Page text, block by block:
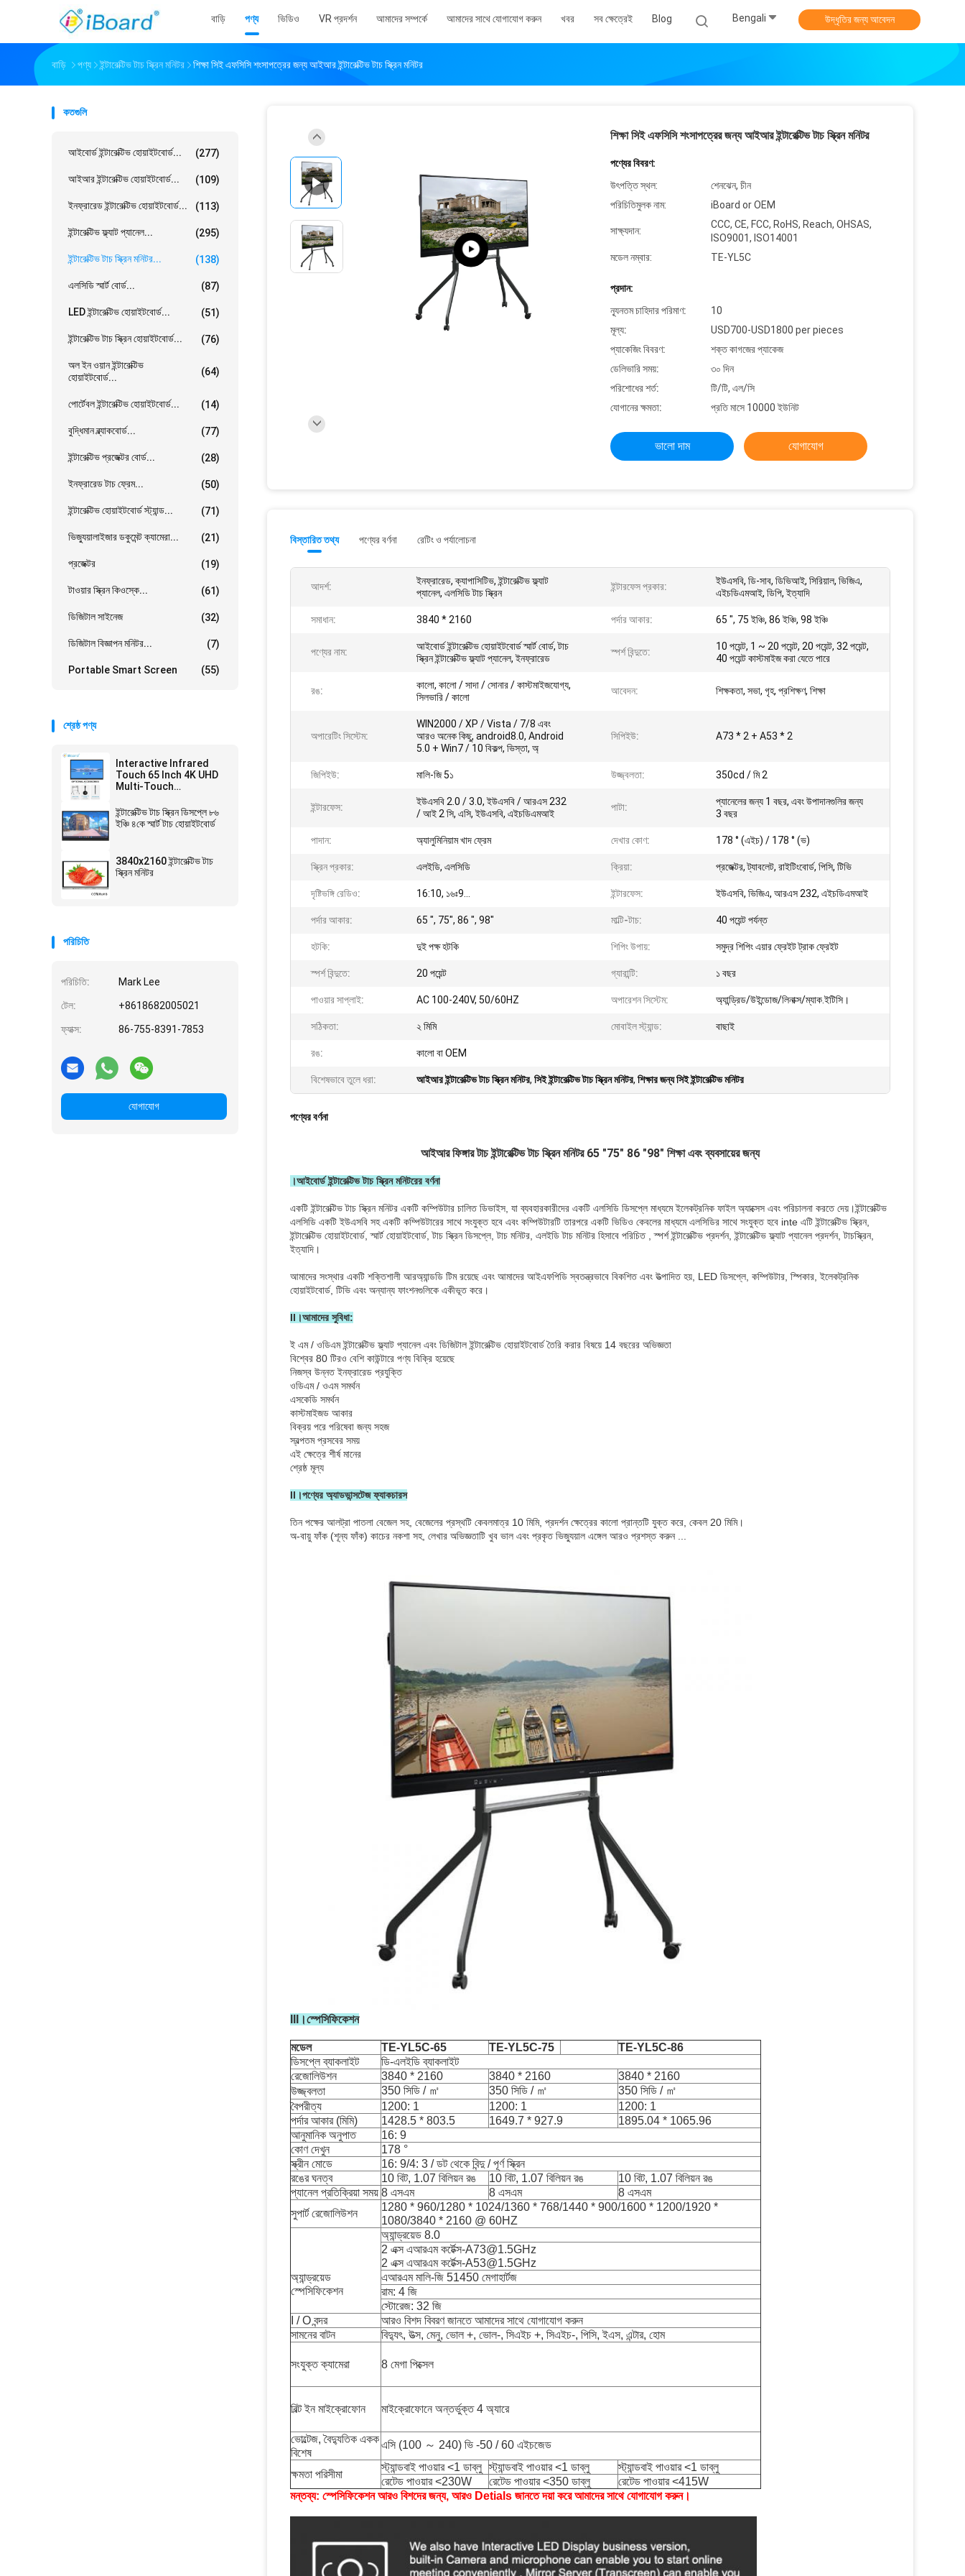
বাড়ি পণ্য ভিডিও VR প্রদর্শন আমাদের সম্পর্কে আমাদের সাথে যোগাযোগ করুন খবর সব ক্ষেত্রেই Blog Bengali উদ্ধৃতির জন্য আবেদন
বাড়ি পণ্য ইন্টারেক্টিভ টাচ স্ক্রিন মনিটর শিক্ষা সিই এফসিসি শংসাপত্রের জন্য আইআর ইন্টারেক্টিভ টাচ স্ক্রিন মনিটর
কতগুলি
আইবোর্ড ইন্টারেক্টিভ হোয়াইটবোর্ড... (277)
আইআর ইন্টারেক্টিভ হোয়াইটবোর্ড... (109)
ইনফ্রারেড ইন্টারেক্টিভ হোয়াইটবোর্ড... (113)
ইন্টারেক্টিভ ফ্ল্যাট প্যানেল... (295)
ইন্টারেক্টিভ টাচ স্ক্রিন মনিটর... (138)
এলসিডি স্মার্ট বোর্ড... (87)
LED ইন্টারেক্টিভ হোয়াইটবোর্ড... (51)
ইন্টারেক্টিভ টাচ স্ক্রিন হোয়াইটবোর্ড... (76)
অল ইন ওয়ান ইন্টারেক্টিভ
হোয়াইটবোর্ড...
(64)
পোর্টেবল ইন্টারেক্টিভ হোয়াইটবোর্ড... (14)
বুদ্ধিমান ব্ল্যাকবোর্ড... (77)
ইন্টারেক্টিভ প্রজেক্টর বোর্ড... (28)
ইনফ্রারেড টাচ ফ্রেম... (50)
ইন্টারেক্টিভ হোয়াইটবোর্ড স্ট্যান্ড... (71)
ভিজ্যুয়ালাইজার ডকুমেন্ট ক্যামেরা... (21)
প্রজেক্টর (19)
টাওয়ার স্ক্রিন কিওস্কে... (61)
ডিজিটাল সাইনেজ (32)
ডিজিটাল বিজ্ঞাপন মনিটর... (7)
Portable Smart Screen (55)
শ্রেষ্ঠ পণ্য
Interactive Infrared
Touch 65 Inch 4K UHD
Multi-Touch
Screen Monitor with AI
Function Android 14
ইন্টারেক্টিভ টাচ স্ক্রিন ডিসপ্লে ৮৬
ইঞ্চি ৪কে স্মার্ট টাচ হোয়াইটবোর্ড
3840x2160 ইন্টারেক্টিভ টাচ
স্ক্রিন মনিটর
পরিচিতি
পরিচিতি: Mark Lee
টেল: +8618682005021
ফ্যাক্স: 86-755-8391-7853
যোগাযোগ
শিক্ষা সিই এফসিসি শংসাপত্রের জন্য আইআর ইন্টারেক্টিভ টাচ স্ক্রিন মনিটর
পণ্যের বিবরণ:
উৎপত্তি স্থল:
শেনঝেন, চীন
পরিচিতিমুলক নাম:
iBoard or OEM
সাক্ষ্যদান:
CCC, CE, FCC, RoHS, Reach, OHSAS,
ISO9001, ISO14001
মডেল নম্বার:
TE-YL5C
প্রদান:
ন্যূনতম চাহিদার পরিমাণ:
10
মূল্য:
USD700-USD1800 per pieces
প্যাকেজিং বিবরণ:
শক্ত কাগজের প্যাকেজ
ডেলিভারি সময়:
৩০ দিন
পরিশোধের শর্ত:
টি/টি, এল/সি
যোগানের ক্ষমতা:
প্রতি মাসে 10000 ইউনিট
ভালো দাম যোগাযোগ
বিস্তারিত তথ্য পণ্যের বর্ণনা রেটিং ও পর্যালোচনা
আদর্শ:
ইনফ্রারেড, ক্যাপাসিটিভ, ইন্টারেক্টিভ ফ্ল্যাট
প্যানেল, এলসিডি টাচ স্ক্রিন
ইন্টারফেস প্রকার:
ইউএসবি, ডি-সাব, ডিভিআই, সিরিয়াল, ভিজিএ,
এইচডিএমআই, ডিপি, ইত্যাদি
সমাধান: 3840 * 2160 পর্দার আকার: 65 ", 75 ইঞ্চি, 86 ইঞ্চি, 98 ইঞ্চি
পণ্যের নাম:
আইবোর্ড ইন্টারেক্টিভ হোয়াইটবোর্ড স্মার্ট বোর্ড, টাচ
স্ক্রিন ইন্টারেক্টিভ ফ্ল্যাট প্যানেল, ইনফ্রারেড
স্পর্শ বিন্দুতে:
10 পয়েন্ট, 1 ~ 20 পয়েন্ট, 20 পয়েন্ট, 32 পয়েন্ট,
40 পয়েন্ট কাস্টমাইজ করা যেতে পারে
রঙ:
কালো, কালো / সাদা / সোনার / কাস্টমাইজযোগ্য,
সিলভারি / কালো
আবেদন: শিক্ষকতা, সভা, গৃহ, প্রশিক্ষণ, শিক্ষা
অপারেটিং সিস্টেম:
WIN2000 / XP / Vista / 7/8 এবং
আরও অনেক কিছু, android8.0, Android
5.0 + Win7 / 10 বিকল্প, ভিস্তা, অ্
সিপিইউ: A73 * 2 + A53 * 2
জিপিইউ: মালি-জি 5১ উজ্জ্বলতা: 350cd / মি 2
ইন্টারফেস:
ইউএসবি 2.0 / 3.0, ইউএসবি / আরএস 232
/ আই 2 সি, এসি, ইউএসবি, এইচডিএমআই
পাটা:
প্যানেলের জন্য 1 বছর, এবং উপাদানগুলির জন্য
3 বছর
পাদান: অ্যালুমিনিয়াম খাদ ফ্রেম দেখার কোণ: 178 ° (এইচ) / 178 ° (ভ)
স্ক্রিন প্রকার: এলইডি, এলসিডি ক্রিয়া: প্রজেক্টর, ট্যাবলেট, রাইটিংবোর্ড, পিসি, টিভি
দৃষ্টিভঙ্গি রেডিও: 16:10, ১৬ঃ9... ইন্টারফেস: ইউএসবি, ভিজিএ, আরএস 232, এইচডিএমআই
পর্দার আকার: 65 ", 75", 86 ", 98" মাল্টি-টাচ: 40 পয়েন্ট পর্যন্ত
হটকি: দুই পক্ষ হটকি শিপিং উপায়: সমুদ্র শিপিং এয়ার ফ্রেইট ট্রাক ফ্রেইট
স্পর্শ বিন্দুতে: 20 পয়েন্ট গ্যারান্টি: ১ বছর
পাওয়ার সাপ্লাই: AC 100-240V, 50/60HZ অপারেশন সিস্টেম: অ্যান্ড্রিড/উইন্ডোজ/লিনাক্স/ম্যাক.ইটিসি।
সঠিকতা: ২ মিমি মোবাইল স্ট্যান্ড: বাছাই
রঙ: কালো বা OEM
বিশেষভাবে তুলে ধরা: আইআর ইন্টারেক্টিভ টাচ স্ক্রিন মনিটর, সিই ইন্টারেক্টিভ টাচ স্ক্রিন মনিটর, শিক্ষার জন্য সিই ইন্টারেক্টিভ মনিটর
পণ্যের বর্ণনা
আইআর ফিঙ্গার টাচ ইন্টারেক্টিভ টাচ স্ক্রিন মনিটর 65 "75" 86 "98" শিক্ষা এবং ব্যবসায়ের জন্য
।আইবোর্ড ইন্টারেক্টিভ টাচ স্ক্রিন মনিটরের বর্ণনা
একটি ইন্টারেক্টিভ টাচ স্ক্রিন মনিটর একটি কম্পিউটার চালিত ডিভাইস, যা ব্যবহারকারীদের একটি এলসিডি ডিসপ্লে মাধ্যমে ইলেকট্রনিক ফাইল অ্যাক্সেস এবং পরিচালনা করতে দেয়।ইন্টারেক্টিভ
এলসিডি একটি ইউএসবি সহ একটি কম্পিউটারের সাথে সংযুক্ত হবে এবং কম্পিউটারটি তারপরে একটি ভিডিও কেবলের মাধ্যমে এলসিডির সাথে সংযুক্ত হবে inte এটি ইন্টারেক্টিভ স্ক্রিন,
ইন্টারেক্টিভ হোয়াইটবোর্ড, স্মার্ট হোয়াইটবোর্ড, টাচ স্ক্রিন ডিসপ্লে, টাচ মনিটর, এলইডি টাচ মনিটর হিসাবে পরিচিত , স্পর্শ ইন্টারেক্টিভ প্রদর্শন, ইন্টারেক্টিভ ফ্ল্যাট প্যানেল প্রদর্শন, টাচস্ক্রিন,
ইত্যাদি।
আমাদের সংস্থার একটি শক্তিশালী আরঅ্যান্ডডি টিম রয়েছে এবং আমাদের আইএফপিডি স্বতন্ত্রভাবে বিকশিত এবং উত্পাদিত হয়, LED ডিসপ্লে, কম্পিউটার, স্পিকার, ইলেকট্রনিক
হোয়াইটবোর্ড, টিভি এবং অন্যান্য ফাংশনগুলিকে একীভূত করে।
II।আমাদের সুবিধা:
ই এম / ওডিএম ইন্টারেক্টিভ ফ্ল্যাট প্যানেল এবং ডিজিটাল ইন্টারেক্টিভ হোয়াইটবোর্ড তৈরি করার বিষয়ে 14 বছরের অভিজ্ঞতা
বিশ্বের 80 টিরও বেশি কাউন্টারে পণ্য বিক্রি হয়েছে
নিজস্ব উন্নত ইনফ্রারেড প্রযুক্তি
ওডিএম / ওএম সমর্থন
এসকেডি সমর্থন
কাস্টমাইজড আকার
বিক্রয় পরে পরিষেবা জন্য সহজ
স্বল্পতম প্রসবের সময়
এই ক্ষেত্রে শীর্ষ মানের
শ্রেষ্ঠ মূল্য
II।পণ্যের অ্যাডভান্সটেজ ফ্যাকচারস
তিন পক্ষের আলট্রা পাতলা বেজেল সহ, বেজেলের প্রস্থটি কেবলমাত্র 10 মিমি, প্রদর্শন ক্ষেত্রের কালো প্রান্তটি যুক্ত করে, কেবল 20 মিমি।
অ-বায়ু ফাঁক (শূন্য ফাঁক) কাচের নকশা সহ, লেখার অভিজ্ঞতাটি খুব ভাল এবং প্রকৃত ভিজ্যুয়াল এঙ্গেল আরও প্রশস্ত করুন ...
III।স্পেসিফিকেশন
মডেল TE-YL5C-65 TE-YL5C-75
TE-YL5C-86
ডিসপ্লে ব্যাকলাইট
ডি-এলইডি ব্যাকলাইট
রেজোলিউশন
3840 * 2160 3840 * 2160
3840 * 2160
উজ্জ্বলতা
350 সিডি / ㎡ 350 সিডি / ㎡
350 সিডি / ㎡
বৈপরীত্য
1200: 1 1200: 1
1200: 1
পর্দার আকার (মিমি)
1428.5 * 803.5 1649.7 * 927.9
1895.04 * 1065.96
আনুমানিক অনুপাত
16: 9
কোণ দেখুন
178 °
স্ক্রীন মোডে
16: 9/4: 3 / ডট থেকে বিন্দু / পূর্ণ স্ক্রিন
রঙের ঘনত্ব
10 বিট, 1.07 বিলিয়ন রঙ 10 বিট, 1.07 বিলিয়ন রঙ
10 বিট, 1.07 বিলিয়ন রঙ
প্যানেল প্রতিক্রিয়া সময় 8 এসএম 8 এসএম
8 এসএম
সুপার্ট রেজোলিউশন
1280 * 960/1280 * 1024/1360 * 768/1440 * 900/1600 * 1200/1920 *
1080/3840 * 2160 @ 60HZ
অ্যান্ড্রয়েড
স্পেসিফিকেশন
অ্যান্ড্রয়েড 8.0
2 এক্স এআরএম কর্টেক্স-A73@1.5GHz
2 এক্স এআরএম কর্টেক্স-A53@1.5GHz
এআরএম মালি-জি 51450 মেগাহার্টজ
রাম: 4 জি
স্টোরেজ: 32 জি
I / O বন্দর
আরও বিশদ বিবরণ জানতে আমাদের সাথে যোগাযোগ করুন
সামনের বাটন
বিদ্যুৎ, উত্স, মেনু, ভোল +, ভোল-, সিএইচ +, সিএইচ-, পিসি, ইএস, এন্টার, হোম
সংযুক্ত ক্যামেরা 8 মেগা পিক্সেল
বিল্ট ইন মাইক্রোফোন মাইক্রোফোনে অন্তর্ভুক্ত 4 অ্যারে
ভোল্টেজ, বৈদ্যুতিক একক
বিশেষ
এসি (100 ～ 240) ভি -50 / 60 এইচজেড
ক্ষমতা পরিসীমা
স্ট্যান্ডবাই পাওয়ার <1 ডাব্লু স্ট্যান্ডবাই পাওয়ার <1 ডাব্লু
স্ট্যান্ডবাই পাওয়ার <1 ডাব্লু
রেটেড পাওয়ার <230W
রেটেড পাওয়ার <350 ডাব্লু
রেটেড পাওয়ার <415W
মন্তব্য: স্পেসিফিকেশন আরও বিশদের জন্য, আরও Detials জানতে দয়া করে আমাদের সাথে যোগাযোগ করুন।